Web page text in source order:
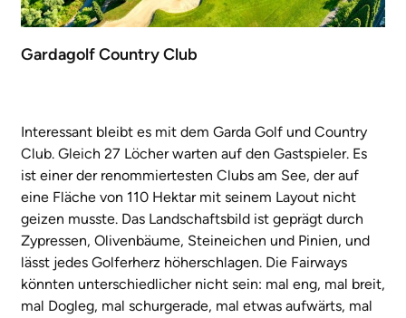
Gardagolf Country Club
Interessant bleibt es mit dem Garda Golf und Country
Club. Gleich 27 Löcher warten auf den Gastspieler. Es
ist einer der renommiertesten Clubs am See, der auf
eine Fläche von 110 Hektar mit seinem Layout nicht
geizen musste. Das Landschaftsbild ist geprägt durch
Zypressen, Olivenbäume, Steineichen und Pinien, und
lässt jedes Golferherz höherschlagen. Die Fairways
könnten unterschiedlicher nicht sein: mal eng, mal breit,
mal Dogleg, mal schurgerade, mal etwas aufwärts, mal